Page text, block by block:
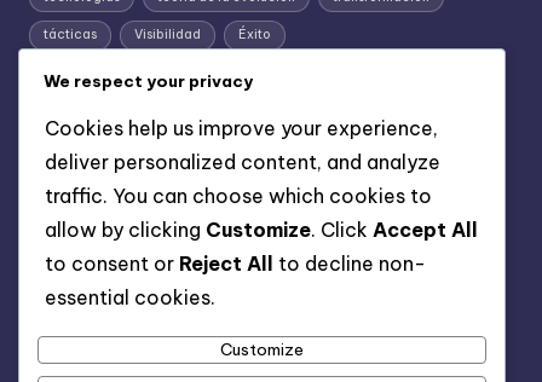
tácticas Visibilidad Éxito
Información
Política de privacidad
We respect your privacy
Cookies help us improve your experience,
deliver personalized content, and analyze
traffic. You can choose which cookies to
allow by clicking Customize. Click Accept All
to consent or Reject All
to decline non-
essential cookies.
Customize